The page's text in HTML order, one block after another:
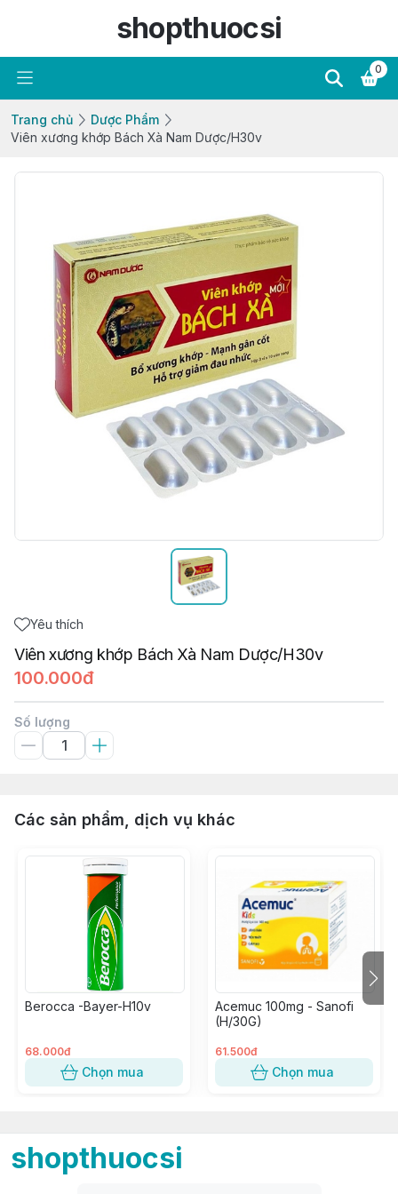
shopthuocsi
0
Trang chủ
Dược Phẩm
Viên xương khớp Bách Xà Nam Dược/H30v
Yêu thích
Viên xương khớp Bách Xà Nam Dược/H30v
100.000đ
Số lượng
Các sản phẩm, dịch vụ khác
Berocca -Bayer-H10v
68.000đ
Chọn mua
Acemuc 100mg - Sanofi
(H/30G)
61.500đ
Chọn mua
shopthuocsi